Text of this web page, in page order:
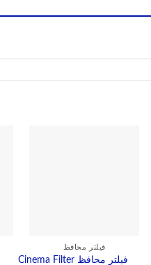
فیلتر محافظ
فیلتر محافظ Cinema Filter